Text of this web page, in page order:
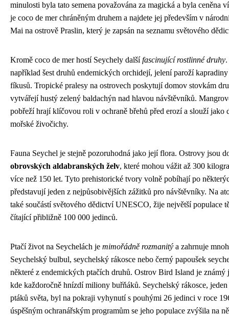
minulosti byla tato semena považována za magická a byla ceněna
je coco de mer chráněným druhem a najdete jej především v
Mai na ostrově Praslin, který je zapsán na seznamu světového
Kromě coco de mer hostí Seychely dalšífascinující rostlinné druhy
například šest druhů endemických orchidejí, jelení paroží
fíkusů. Tropické pralesy na ostrovech poskytují domov stovkám
vytvářejí hustý zelený baldachýn nad hlavou návštěvníků.
pobřeží hrají klíčovou roli v ochraně břehů před erozí a slouží jako
mořské živočichy.
Fauna Seychel je stejně pozoruhodná jako její flora. Ostrovy jsou
obrovských aldabranských želv, které mohou vážit až 300
více než 150 let. Tyto prehistorické tvory volně pobíhají po
představují jeden z nejpůsobivějších zážitků pro návštěvníky. Na
také součástí světového dědictví UNESCO, žije největší populace
čítající přibližně 100 000 jedinců.
Ptačí život na Seychelách je mimořádně rozmanitý a zahrnuje
Seychelský bulbul, seychelský rákosce nebo černý papoušek
některé z endemických ptačích druhů. Ostrov Bird Island je známý
kde každoročně hnízdí miliony buřňáků. Seychelský rákosce,
ptáků světa, byl na pokraji vyhynutí s pouhými 26 jedinci v roce
úspěšným ochranářským programům se jeho populace zvýšila na